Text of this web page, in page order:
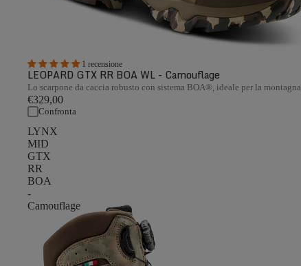
1 recensione
LEOPARD GTX RR BOA WL - Camouflage
Lo scarpone da caccia robusto con sistema BOA®, ideale per la montagna.
€329,00
Confronta
LYNX
MID
GTX
RR
BOA
-
Camouflage